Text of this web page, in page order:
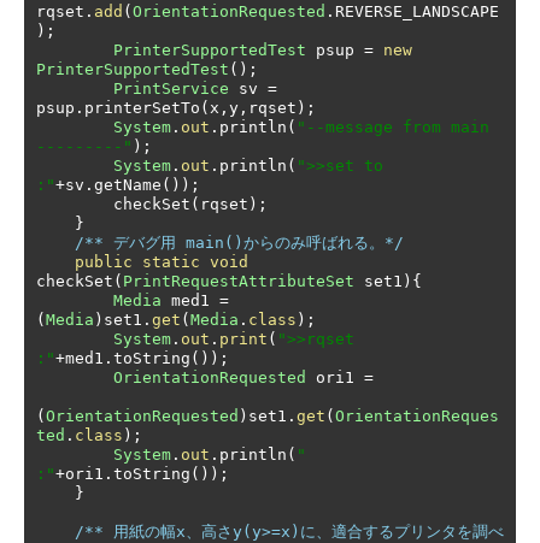
rqset . add (OrientationRequested . REVERSE_LANDSCAPE
);
PrinterSupportedTest psup = new
PrinterSupportedTest ();
PrintService sv =
psup . printerSetTo ( x , y , rqset );
System . out . println ( "--message from main
---------" );
System . out . println ( ">>set to
:"+sv . getName ());
        checkSet
( rqset );
}
/** デバグ用 main()からのみ呼ばれる。*/
public
static void
checkSet ( PrintRequestAttributeSet set1 ){
Media med1 =
(Media ) set1 . get (Media . class );
System . out . print ( ">>rqset
:"+med1 . toString ());
OrientationRequested
ori1 =
(OrientationRequested ) set1 . get (OrientationReques
ted . class );
System . out . println ( "
:"+ori1 . toString ());
}
/** 用紙の幅x、高さy(y>=x)に、適合するプリンタを調べ